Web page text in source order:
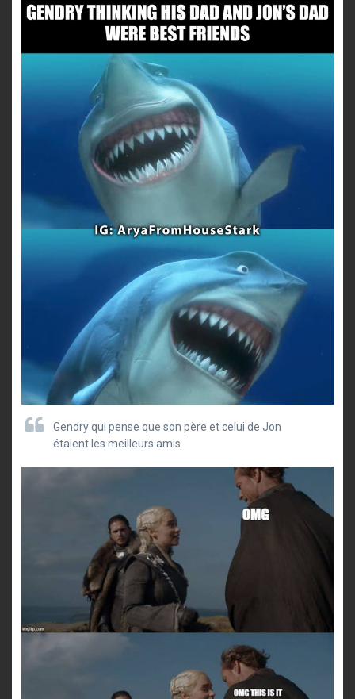
Gendry qui pense que son père et celui de Jon
étaient les meilleurs amis.